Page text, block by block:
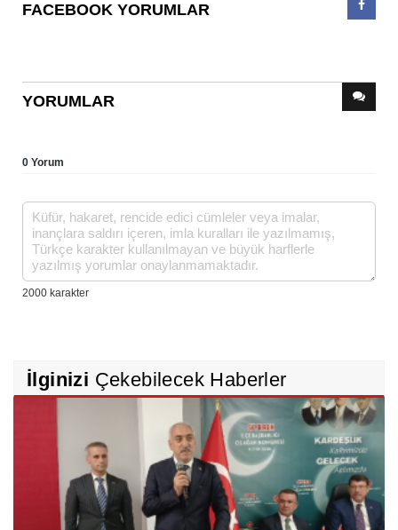
FACEBOOK YORUMLAR
YORUMLAR
0 Yorum
İlginizi Çekebilecek Haberler